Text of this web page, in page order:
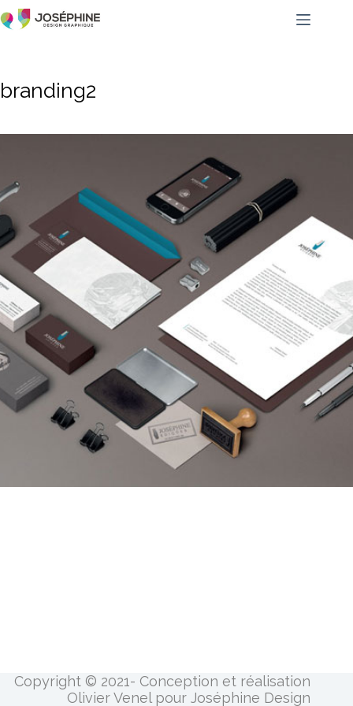
branding2
Copyright © 2021- Conception et réalisation
Olivier Venel pour Joséphine Design